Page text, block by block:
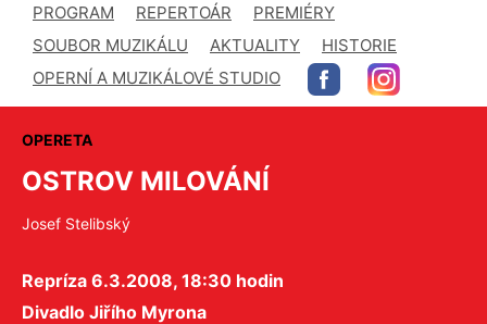
PROGRAM REPERTOÁR
PREMIÉRY
SOUBOR MUZIKÁLU
AKTUALITY
HISTORIE
OPERNÍ A MUZIKÁLOVÉ STUDIO
OPERETA
OSTROV MILOVÁNÍ
Josef Stelibský
Repríza 6.3.2008, 18:30 hodin
Divadlo Jiřího Myrona